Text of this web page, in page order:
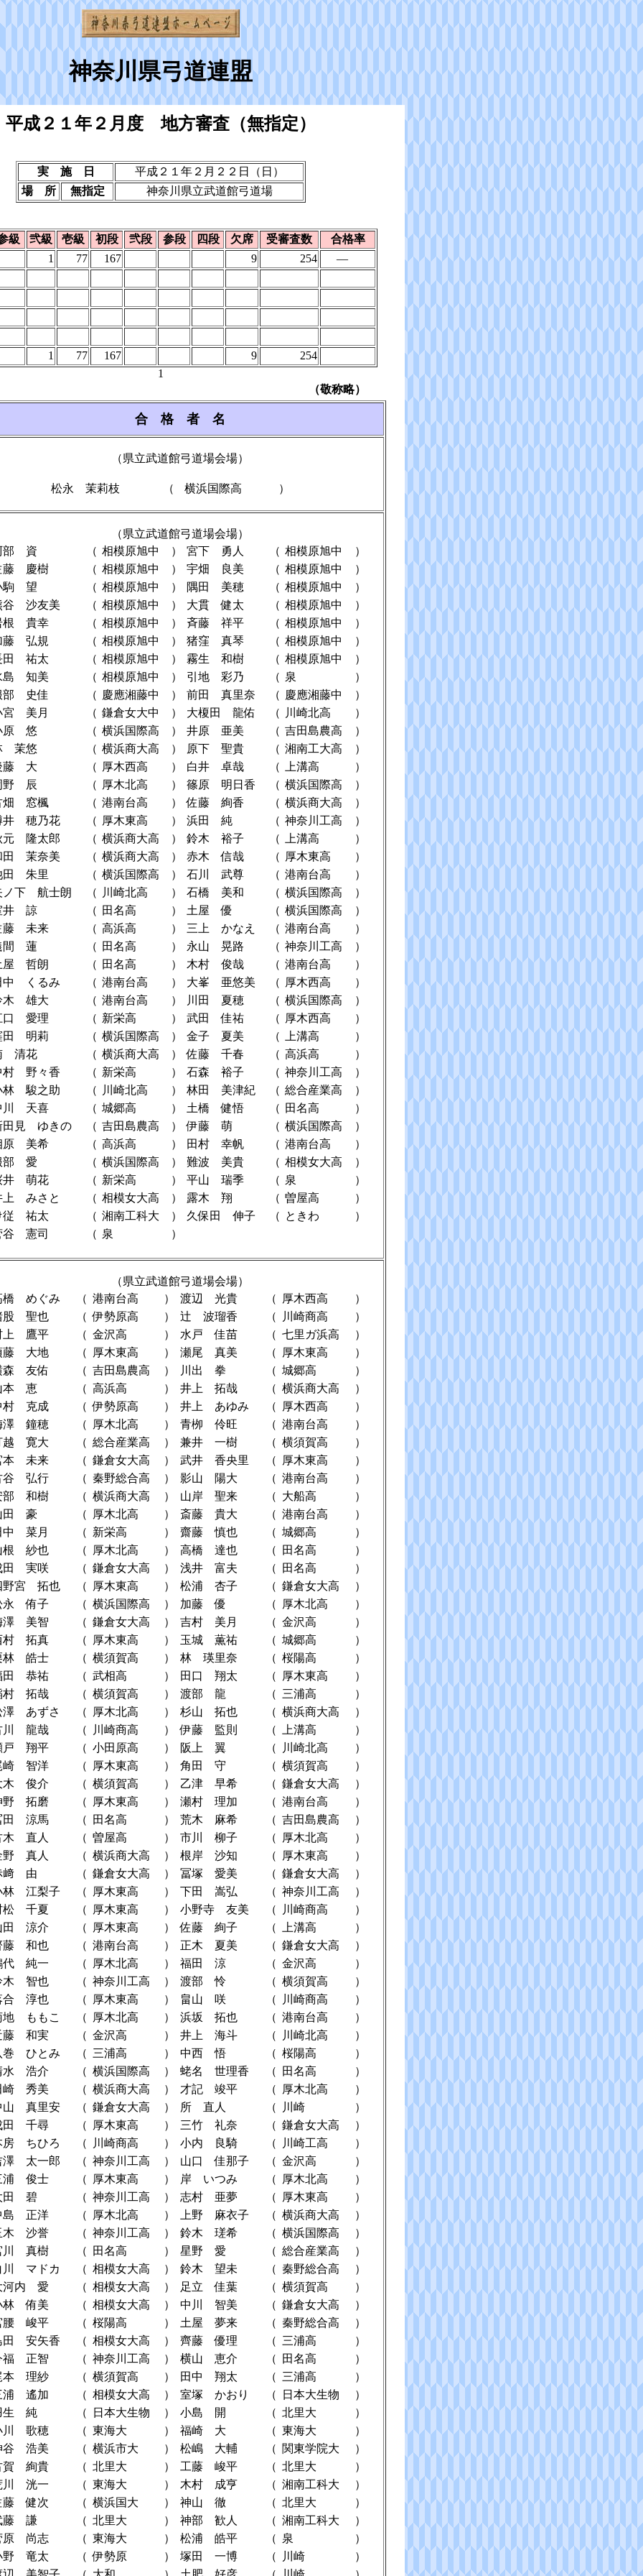
神奈川県弓道連盟
平成２１年２月度 地方審査（無指定）
実 施 日
平成２１年２月２２日（日）
場 所
無指定 神奈川県立武道館弓道場
級 弐級 壱級 初段 弐段 参段 四段 欠席 受審査数
合格率
1
77 167 9 254 ―
1 77 167 9
254
1
（敬称略）
合 格 者 名
（県立武道館弓道場会場）
松永 茉莉枝 （ 横浜国際高 ）
（県立武道館弓道場会場）
部 資
（ 相模原旭中 ） 宮下 勇人 （ 相模原旭中
）
藤 慶樹
（ 相模原旭中 ） 宇畑 良美 （ 相模原旭中
）
駒 望
（ 相模原旭中 ） 隅田 美穂 （ 相模原旭中
）
谷 沙友美
（ 相模原旭中 ） 大貫 健太 （ 相模原旭中
）
根 貴幸
（ 相模原旭中 ） 斉藤 祥平 （ 相模原旭中
）
藤 弘規
（ 相模原旭中 ） 猪窪 真琴 （ 相模原旭中
）
田 祐太
（ 相模原旭中 ） 霧生 和樹 （ 相模原旭中
）
島 知美
（ 相模原旭中 ） 引地 彩乃 （ 泉
）
部 史佳
（ 慶應湘藤中 ） 前田 真里奈 （ 慶應湘藤中
）
宮 美月
（ 鎌倉女大中 ） 大榎田 龍佑 （ 川崎北高
）
原 悠
（ 横浜国際高 ） 井原 亜美 （ 吉田島農高
）
茉悠
（ 横浜商大高 ） 原下 聖貴 （ 湘南工大高
）
藤 大
（ 厚木西高 ） 白井 卓哉 （ 上溝高
）
野 辰
（ 厚木北高 ） 篠原 明日香 （ 横浜国際高
）
畑 窓楓
（ 港南台高 ） 佐藤 絢香 （ 横浜商大高
）
井 穂乃花
（ 厚木東高 ） 浜田 純 （ 神奈川工高
）
元 隆太郎
（ 横浜商大高 ） 鈴木 裕子 （ 上溝高
）
田 茉奈美
（ 横浜商大高 ） 赤木 信哉 （ 厚木東高
）
田 朱里
（ 横浜国際高 ） 石川 武尊 （ 港南台高
）
ノ下 航士朗
（ 川崎北高 ） 石橋 美和 （ 横浜国際高
）
井 諒
（ 田名高 ） 土屋 優 （ 横浜国際高
）
藤 未来
（ 高浜高 ） 三上 かなえ （ 港南台高
）
間 蓮
（ 田名高 ） 永山 晃路 （ 神奈川工高
）
屋 哲朗
（ 田名高 ） 木村 俊哉 （ 港南台高
）
中 くるみ
（ 港南台高 ） 大峯 亜悠美 （ 厚木西高
）
木 雄大
（ 港南台高 ） 川田 夏穂 （ 横浜国際高
）
口 愛理
（ 新栄高 ） 武田 佳祐 （ 厚木西高
）
田 明莉
（ 横浜国際高 ） 金子 夏美 （ 上溝高
）
清花
（ 横浜商大高 ） 佐藤 千春 （ 高浜高
）
村 野々香
（ 新栄高 ） 石森 裕子 （ 神奈川工高
）
林 駿之助
（ 川崎北高 ） 林田 美津紀 （ 総合産業高
）
川 天喜
（ 城郷高 ） 土橋 健悟 （ 田名高
）
田見 ゆきの
（ 吉田島農高 ） 伊藤 萌 （ 横浜国際高
）
原 美希
（ 高浜高 ） 田村 幸帆 （ 港南台高
）
部 愛
（ 横浜国際高 ） 難波 美貴 （ 相模女大高
）
井 萌花
（ 新栄高 ） 平山 瑞季 （ 泉
）
上 みさと
（ 相模女大高 ） 露木 翔 （ 曽屋高
）
従 祐太
（ 湘南工科大 ） 久保田 伸子 （ ときわ
）
谷 憲司
（ 泉 ）
（県立武道館弓道場会場）
橋 めぐみ
（ 港南台高 ） 渡辺 光貴 （ 厚木西高
）
股 聖也
（ 伊勢原高 ） 辻 波瑠香 （ 川崎商高
）
上 鷹平
（ 金沢高 ） 水戸 佳苗 （ 七里ガ浜高
）
藤 大地
（ 厚木東高 ） 瀬尾 真美 （ 厚木東高
）
森 友佑
（ 吉田島農高 ） 川出 拳 （ 城郷高
）
本 恵
（ 高浜高 ） 井上 拓哉 （ 横浜商大高
）
村 克成
（ 伊勢原高 ） 井上 あゆみ （ 厚木西高
）
澤 鐘穂
（ 厚木北高 ） 青栁 伶旺 （ 港南台高
）
越 寛大
（ 総合産業高 ） 兼井 一樹 （ 横須賀高
）
本 未来
（ 鎌倉女大高 ） 武井 香央里 （ 厚木東高
）
谷 弘行
（ 秦野総合高 ） 影山 陽大 （ 港南台高
）
部 和樹
（ 横浜商大高 ） 山岸 聖来 （ 大船高
）
田 豪
（ 厚木北高 ） 斎藤 貴大 （ 港南台高
）
中 菜月
（ 新栄高 ） 齋藤 慎也 （ 城郷高
）
根 紗也
（ 厚木北高 ） 高橋 達也 （ 田名高
）
田 実咲
（ 鎌倉女大高 ） 浅井 富夫 （ 田名高
）
野宮 拓也
（ 厚木東高 ） 松浦 杏子 （ 鎌倉女大高
）
永 侑子
（ 横浜国際高 ） 加藤 優 （ 厚木北高
）
澤 美智
（ 鎌倉女大高 ） 吉村 美月 （ 金沢高
）
村 拓真
（ 厚木東高 ） 玉城 薫祐 （ 城郷高
）
林 皓士
（ 横須賀高 ） 林 瑛里奈 （ 桜陽高
）
田 恭祐
（ 武相高 ） 田口 翔太 （ 厚木東高
）
村 拓哉
（ 横須賀高 ） 渡部 龍 （ 三浦高
）
澤 あずさ
（ 厚木北高 ） 杉山 拓也 （ 横浜商大高
）
川 龍哉
（ 川崎商高 ） 伊藤 監則 （ 上溝高
）
戸 翔平
（ 小田原高 ） 阪上 翼 （ 川崎北高
）
崎 智洋
（ 厚木東高 ） 角田 守 （ 横須賀高
）
木 俊介
（ 横須賀高 ） 乙津 早希 （ 鎌倉女大高
）
野 拓磨
（ 厚木東高 ） 瀬村 理加 （ 港南台高
）
田 涼馬
（ 田名高 ） 荒木 麻希 （ 吉田島農高
）
木 直人
（ 曽屋高 ） 市川 柳子 （ 厚木北高
）
野 真人
（ 横浜商大高 ） 根岸 沙知 （ 厚木東高
）
﨑 由
（ 鎌倉女大高 ） 冨塚 愛美 （ 鎌倉女大高
）
林 江梨子
（ 厚木東高 ） 下田 嵩弘 （ 神奈川工高
）
松 千夏
（ 厚木東高 ） 小野寺 友美 （ 川崎商高
）
田 涼介
（ 厚木東高 ） 佐藤 絢子 （ 上溝高
）
藤 和也
（ 港南台高 ） 正木 夏美 （ 鎌倉女大高
）
代 純一
（ 厚木北高 ） 福田 涼 （ 金沢高
）
木 智也
（ 神奈川工高 ） 渡部 怜 （ 横須賀高
）
合 淳也
（ 厚木東高 ） 畠山 咲 （ 川崎商高
）
地 ももこ
（ 厚木北高 ） 浜坂 拓也 （ 港南台高
）
藤 和実
（ 金沢高 ） 井上 海斗 （ 川崎北高
）
巻 ひとみ
（ 三浦高 ） 中西 悟 （ 桜陽高
）
水 浩介
（ 横浜国際高 ） 蛯名 世理香 （ 田名高
）
崎 秀美
（ 横浜商大高 ） 才記 竣平 （ 厚木北高
）
山 真里安
（ 鎌倉女大高 ） 所 直人 （ 川崎
）
田 千尋
（ 厚木東高 ） 三竹 礼奈 （ 鎌倉女大高
）
房 ちひろ
（ 川崎商高 ） 小内 良騎 （ 川崎工高
）
澤 太一郎
（ 神奈川工高 ） 山口 佳那子 （ 金沢高
）
浦 俊士
（ 厚木東高 ） 岸 いつみ （ 厚木北高
）
田 碧
（ 神奈川工高 ） 志村 亜夢 （ 厚木東高
）
島 正洋
（ 厚木北高 ） 上野 麻衣子 （ 横浜商大高
）
木 沙誉
（ 神奈川工高 ） 鈴木 瑳希 （ 横浜国際高
）
川 真樹
（ 田名高 ） 星野 愛 （ 総合産業高
）
川 マドカ
（ 相模女大高 ） 鈴木 望未 （ 秦野総合高
）
河内 愛
（ 相模女大高 ） 足立 佳葉 （ 横須賀高
）
林 侑美
（ 相模女大高 ） 中川 智美 （ 鎌倉女大高
）
腰 峻平
（ 桜陽高 ） 土屋 夢来 （ 秦野総合高
）
田 安矢香
（ 相模女大高 ） 齊藤 優理 （ 三浦高
）
福 正智
（ 神奈川工高 ） 横山 恵介 （ 田名高
）
本 理紗
（ 横須賀高 ） 田中 翔太 （ 三浦高
）
浦 遙加
（ 相模女大高 ） 室塚 かおり （ 日本大生物
）
生 純
（ 日本大生物 ） 小島 開 （ 北里大
）
川 歌穂
（ 東海大 ） 福崎 大 （ 東海大
）
谷 浩美
（ 横浜市大 ） 松嶋 大輔 （ 関東学院大
）
賀 絢貴
（ 北里大 ） 工藤 峻平 （ 北里大
）
川 洸一
（ 東海大 ） 木村 成亨 （ 湘南工科大
）
藤 健次
（ 横浜国大 ） 神山 徹 （ 北里大
）
藤 謙
（ 北里大 ） 神部 歓人 （ 湘南工科大
）
原 尚志
（ 東海大 ） 松浦 皓平 （ 泉
）
野 竜太
（ 伊勢原 ） 塚田 一博 （ 川崎
）